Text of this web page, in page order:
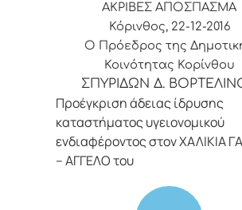
ΑΚΡΙΒΕΣ ΑΠΟΣΠΑΣΜΑ
Κόρινθος, 22-12-2016
Ο Πρόεδρος της
Κοινότητας Κορίνθου
ΣΠΥΡΙΔΩΝ Δ.
Προέγκριση άδειας ίδρυσης
καταστήματος υγειονομικού
ενδιαφέροντος στον ΧΑΛΙΚΙΑ
– ΑΓΓΕΛΟ του